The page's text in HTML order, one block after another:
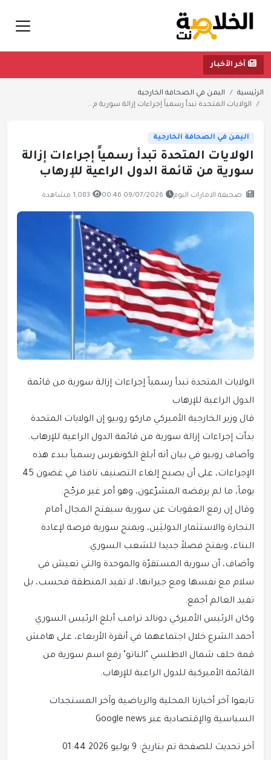
آخر الأخبار
الرئيسية
اليمن في الصحافة الخارجية
الولايات المتحدة تبدأ رسمياً إجراءات إزالة سورية م...
اليمن في الصحافة الخارجية
الولايات المتحدة تبدأ رسمياً إجراءات إزالة
سورية من قائمة الدول الراعية للإرهاب
صحيفة الامارات اليوم 09/07/2026 00:46 1,083 مشاهدة
الولايات المتحدة تبدأ رسمياً إجراءات إزالة سورية من قائمة
الدول الراعية للإرهاب
قال وزير الخارجية الأميركي ماركو روبيو إن الولايات المتحدة
بدأت إجراءات إزالة سورية من قائمة الدول الراعية للإرهاب.
وأضاف روبيو في بيان أنه أبلغ الكونغرس رسمياً ببدء هذه
الإجراءات، على أن يصبح إلغاء التصنيف نافذا في غضون 45
يوماً، ما لم يرفضه المشرّعون، وهو أمر غير مرجّح.
وقال إن رفع العقوبات عن سورية سيفتح المجال أمام
التجارة والاستثمار الدوليَين، ويمنح سورية فرصة لإعادة
البناء، ويفتح فصلاً جديدا للشعب السوري.
وأضاف، أن سورية المستقرّة والموحدة والتي تعيش في
سلام مع نفسها ومع جيرانها، لا تفيد المنطقة فحسب، بل
تفيد العالم أجمع.
وكان الرئيس الأميركي دونالد ترامب أبلغ الرئيس السوري
أحمد الشرع خلال اجتماعهما في أنقرة الأربعاء، على هامش
قمة حلف شمال الاطلسي "الناتو" رفع اسم سورية من
القائمة الأميركية للدول الراعية للإرهاب.
تابعوا آخر أخبارنا المحلية والرياضية وآخر المستجدات
السياسية والإقتصادية عبر Google news
آخر تحديث للصفحة تم بتاريخ: 9 يوليو 2026 01:44